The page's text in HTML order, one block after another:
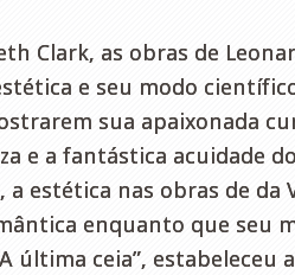
Clark, as obras de
e seu modo
sua apaixonada
e a fantástica acuidade
a estética nas obras de da
enquanto que seu
última ceia”, estabeleceu